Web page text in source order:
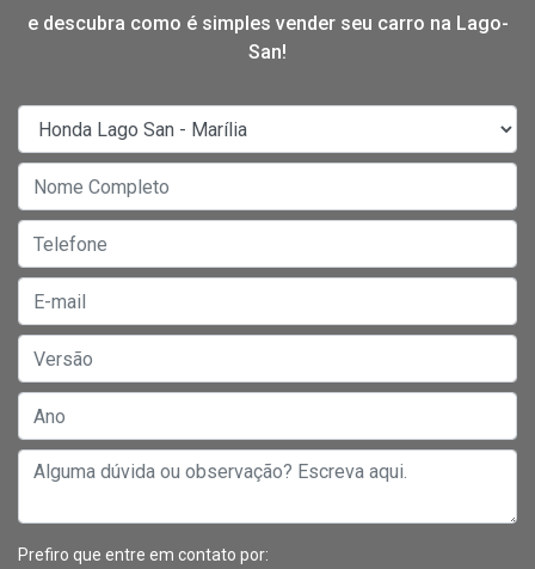
e descubra como é simples vender seu carro na Lago-
San!
Prefiro que entre em contato por: